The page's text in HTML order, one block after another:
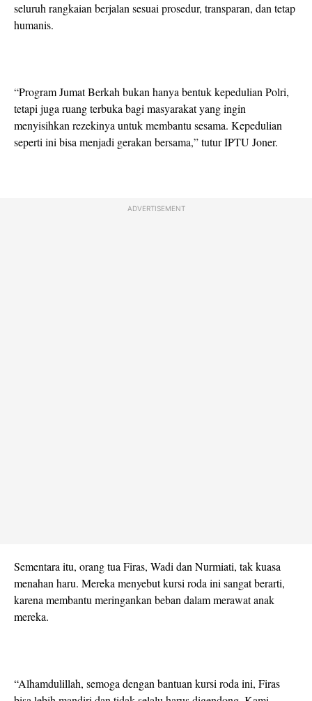
seluruh rangkaian berjalan sesuai prosedur, transparan, dan tetap
humanis.
“Program Jumat Berkah bukan hanya bentuk kepedulian Polri,
tetapi juga ruang terbuka bagi masyarakat yang ingin
menyisihkan rezekinya untuk membantu sesama. Kepedulian
seperti ini bisa menjadi gerakan bersama,” tutur IPTU Joner.
ADVERTISEMENT
Sementara itu, orang tua Firas, Wadi dan Nurmiati, tak kuasa
menahan haru. Mereka menyebut kursi roda ini sangat berarti,
karena membantu meringankan beban dalam merawat anak
mereka.
“Alhamdulillah, semoga dengan bantuan kursi roda ini, Firas